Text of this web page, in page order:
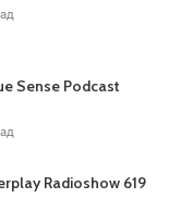
Sense Podcast
Radioshow 619